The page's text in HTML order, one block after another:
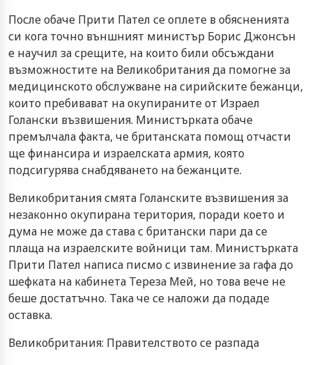
После обаче Прити Пател се оплете в обясненията
си кога точно външният министър Борис Джонсън
е научил за срещите, на които били обсъждани
възможностите на Великобритания да помогне за
медицинското обслужване на сирийските бежанци,
които пребивават на окупираните от Израел
Голански възвишения. Министърката обаче
премълчала факта, че британската помощ отчасти
ще финансира и израелската армия, която
подсигурява снабдяването на бежанците.
Великобритания смята Голанските възвишения за
незаконно окупирана територия, поради което и
дума не може да става с британски пари да се
плаща на израелските войници там. Министърката
Прити Пател написа писмо с извинение за гафа до
шефката на кабинета Тереза Мей, но това вече не
беше достатъчно. Така че се наложи да подаде
оставка.
Великобритания: Правителството се разпада